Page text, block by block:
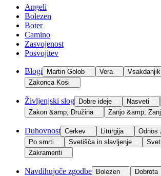
Angeli
Bolezen
Boter
Camino
Zasvojenost
Posvojitev
Blogi Martin Golob Vera
Vsakdanjik
Zakonca Kosi
Življenjski slog Dobre ideje Nasveti
Zakon &amp; Družina
Zanjo &amp; Zanj
Duhovnost Cerkev Liturgija
Odnos
Po smrti
Svetišča in slavljenje
Zakramenti
Navdihujoče zgodbe Bolezen Dobrota